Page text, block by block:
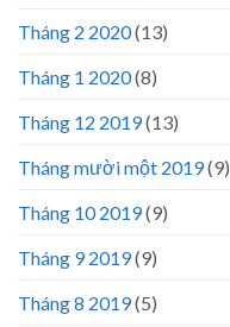
Tháng 2 2020(13)
Tháng 1 2020(8)
Tháng 12 2019(13)
Tháng mười một 2019(9)
Tháng 10 2019(9)
Tháng 9 2019(9)
Tháng 8 2019(5)